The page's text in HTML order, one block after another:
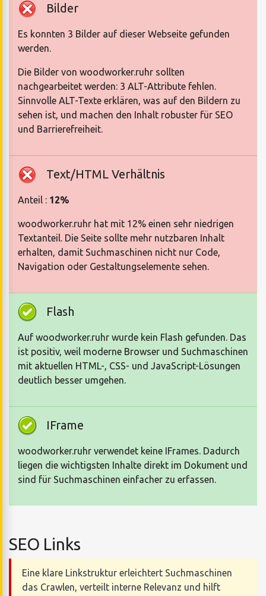
Bilder
Es konnten 3 Bilder auf dieser Webseite gefunden
werden.
Die Bilder von woodworker.ruhr sollten
nachgearbeitet werden: 3 ALT-Attribute fehlen.
Sinnvolle ALT-Texte erklären, was auf den Bildern zu
sehen ist, und machen den Inhalt robuster für SEO
und Barrierefreiheit.
Text/HTML Verhältnis
Anteil : 12%
woodworker.ruhr hat mit 12% einen sehr niedrigen
Textanteil. Die Seite sollte mehr nutzbaren Inhalt
erhalten, damit Suchmaschinen nicht nur Code,
Navigation oder Gestaltungselemente sehen.
Flash
Auf woodworker.ruhr wurde kein Flash gefunden. Das
ist positiv, weil moderne Browser und Suchmaschinen
mit aktuellen HTML-, CSS- und JavaScript-Lösungen
deutlich besser umgehen.
IFrame
woodworker.ruhr verwendet keine IFrames. Dadurch
liegen die wichtigsten Inhalte direkt im Dokument und
sind für Suchmaschinen einfacher zu erfassen.
SEO Links
Eine klare Linkstruktur erleichtert Suchmaschinen
das Crawlen, verteilt interne Relevanz und hilft